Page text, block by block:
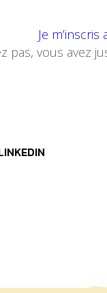
Je
pas, vous avez